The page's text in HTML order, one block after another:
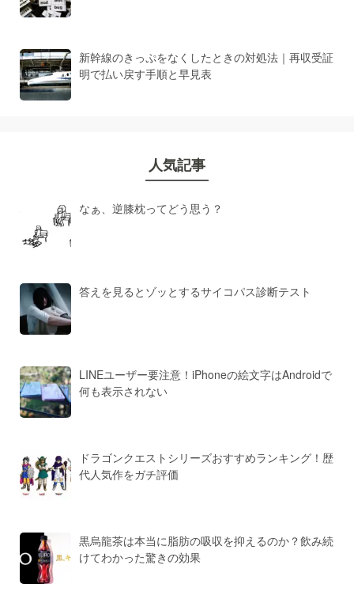
新幹線のきっぷをなくしたときの対処法｜再収受証
明で払い戻す手順と早見表
人気記事
なぁ、逆膝枕ってどう思う？
答えを見るとゾッとするサイコパス診断テスト
LINEユーザー要注意！iPhoneの絵文字はAndroidで
何も表示されない
ドラゴンクエストシリーズおすすめランキング！歴
代人気作をガチ評価
黒烏龍茶は本当に脂肪の吸収を抑えるのか？飲み続
けてわかった驚きの効果